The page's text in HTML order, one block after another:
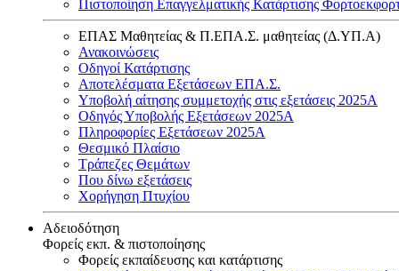
Πιστοποίηση Επαγγελματικής Κατάρτισης
ΕΠΑΣ Μαθητείας & Π.ΕΠΑ.Σ. μαθητείας (Δ.ΥΠ.Α)
Ανακοινώσεις
Oδηγοί Κατάρτισης
Αποτελέσματα Εξετάσεων ΕΠΑ.Σ.
Υποβολή αίτησης συμμετοχής στις εξετάσεις 2025Α
Οδηγός Υποβολής Εξετάσεων 2025A
Πληροφορίες Εξετάσεων 2025Α
Θεσμικό Πλαίσιο
Τράπεζες Θεμάτων
Που δίνω εξετάσεις
Χορήγηση Πτυχίου
Αδειοδότηση
Φορείς εκπ. & πιστοποίησης
Φορείς εκπαίδευσης και κατάρτισης